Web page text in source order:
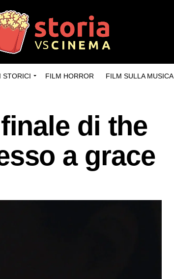
STORICI FILM HORROR FILM SULLA MUSICA
di the
a grace